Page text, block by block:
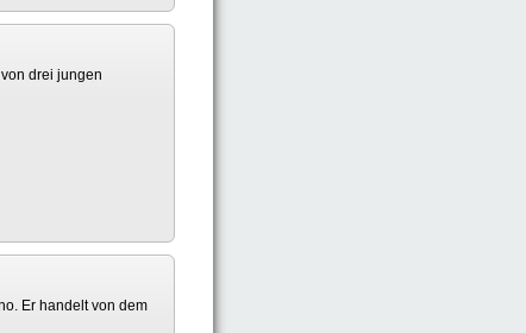
drei jungen
Er handelt von dem